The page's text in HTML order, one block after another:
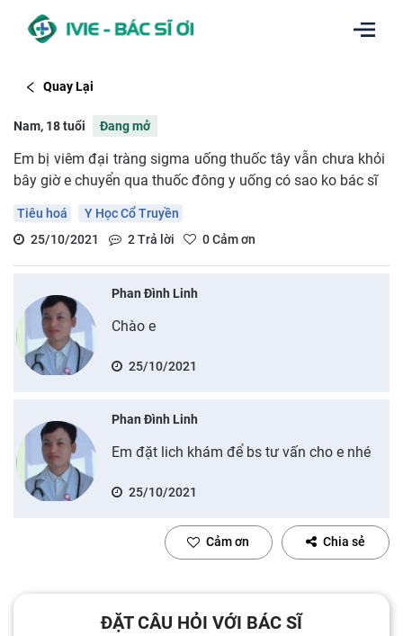
Quay Lại
Nam, 18 tuổi Đang mở
Em bị viêm đại tràng sigma uống thuốc tây vẫn chưa khỏi
bây giờ e chuyển qua thuốc đông y uống có sao ko bác sĩ
Tiêu hoá
Y Học Cổ Truyền
25/10/2021
2Trả lời 0Cảm ơn
Phan Đình Linh
Chào e
25/10/2021
Phan Đình Linh
Em đặt lich khám để bs tư vấn cho e nhé
25/10/2021
Cảm ơn Chia sẻ
ĐẶT CÂU HỎI VỚI BÁC SĨ